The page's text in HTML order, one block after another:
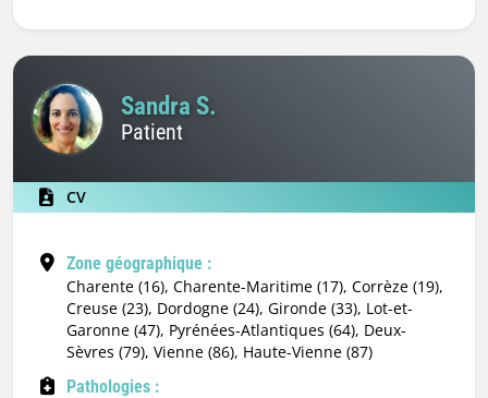
Sandra S.
Patient
CV
Zone géographique :
Charente (16), Charente-Maritime (17), Corrèze (19),
Creuse (23), Dordogne (24), Gironde (33), Lot-et-
Garonne (47), Pyrénées-Atlantiques (64), Deux-
Sèvres (79), Vienne (86), Haute-Vienne (87)
Pathologies :